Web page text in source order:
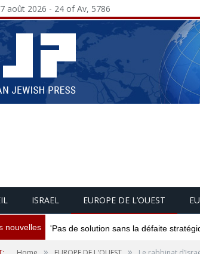
août 2026 - 24 of Av, 5786
ISRAEL EUROPE DE L’OUEST
nouvelles 'Pas de solution sans la défaite